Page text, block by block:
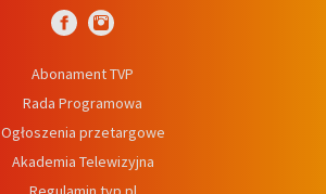
Abonament TVP
Rada Programowa
Ogłoszenia przetargowe
Akademia Telewizyjna